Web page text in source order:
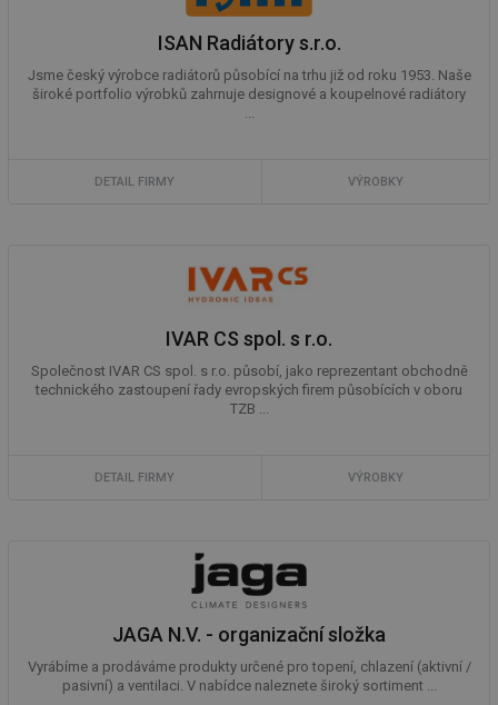
ISAN Radiátory s.r.o.
Jsme český výrobce radiátorů působící na trhu již od roku 1953. Naše
široké portfolio výrobků zahrnuje designové a koupelnové radiátory
...
DETAIL FIRMY VÝROBKY
IVAR CS spol. s r.o.
Společnost IVAR CS spol. s r.o. působí, jako reprezentant obchodně
technického zastoupení řady evropských firem působících v oboru
TZB ...
DETAIL FIRMY VÝROBKY
JAGA N.V. - organizační složka
Vyrábíme a prodáváme produkty určené pro topení, chlazení (aktivní /
pasivní) a ventilaci. V nabídce naleznete široký sortiment ...